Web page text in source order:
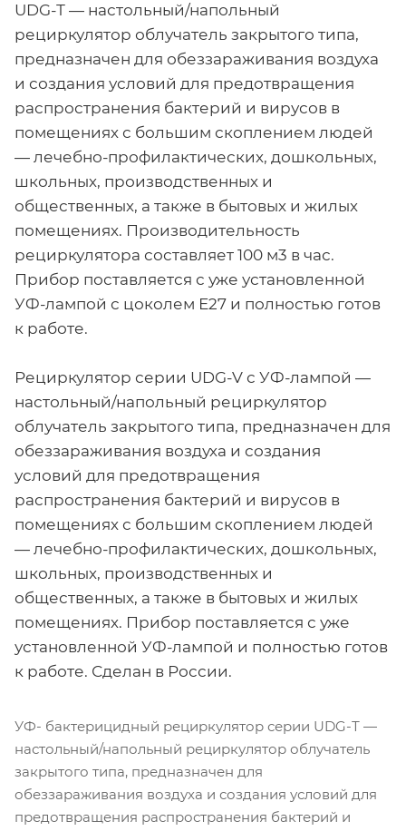
UDG-Т — настольный/напольный
рециркулятор облучатель закрытого типа,
предназначен для обеззараживания воздуха
и создания условий для предотвращения
распространения бактерий и вирусов в
помещениях с большим скоплением людей
— лечебно-профилактических, дошкольных,
школьных, производственных и
общественных, а также в бытовых и жилых
помещениях. Производительность
рециркулятора составляет 100 м3 в час.
Прибор поставляется с уже установленной
УФ-лампой с цоколем Е27 и полностью готов
к работе.
Рециркулятор серии UDG-V с УФ-лампой —
настольный/напольный рециркулятор
облучатель закрытого типа, предназначен для
обеззараживания воздуха и создания
условий для предотвращения
распространения бактерий и вирусов в
помещениях с большим скоплением людей
— лечебно-профилактических, дошкольных,
школьных, производственных и
общественных, а также в бытовых и жилых
помещениях. Прибор поставляется с уже
установленной УФ-лампой и полностью готов
к работе. Сделан в России.
УФ- бактерицидный рециркулятор серии UDG-Т —
настольный/напольный рециркулятор облучатель
закрытого типа, предназначен для
обеззараживания воздуха и создания условий для
предотвращения распространения бактерий и